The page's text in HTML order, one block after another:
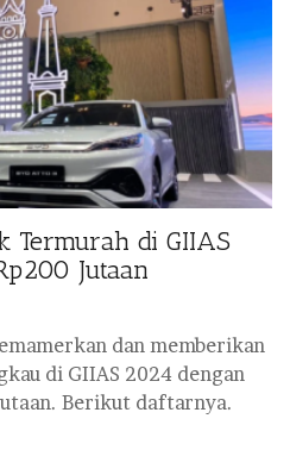
Termurah di GIIAS
Jutaan
dan memberikan
di GIIAS 2024 dengan
Berikut daftarnya.